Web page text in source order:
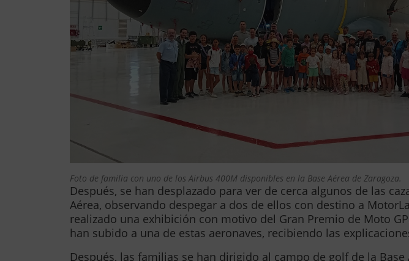
Foto de familia con uno de los Airbus 400M disponibles en la Base Aérea de Zaragoza.
Después, se han desplazado para ver de cerca algunos de las
Aérea, observando despegar a dos de ellos con destino a
realizado una exhibición con motivo del Gran Premio de Moto
han subido a una de estas aeronaves, recibiendo las
Después, las familias se han dirigido al campo de golf de la Base